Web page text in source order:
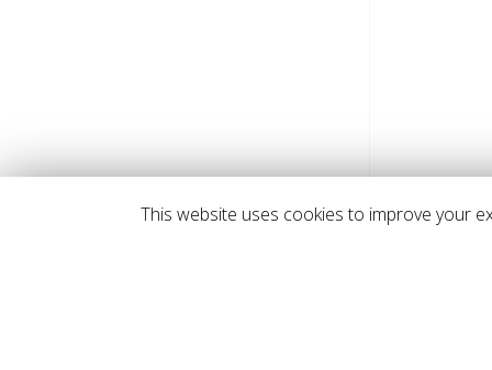
This website uses cookies to improve your